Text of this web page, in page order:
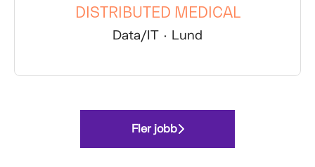
DISTRIBUTED MEDICAL
Data/IT · Lund
Fler jobb